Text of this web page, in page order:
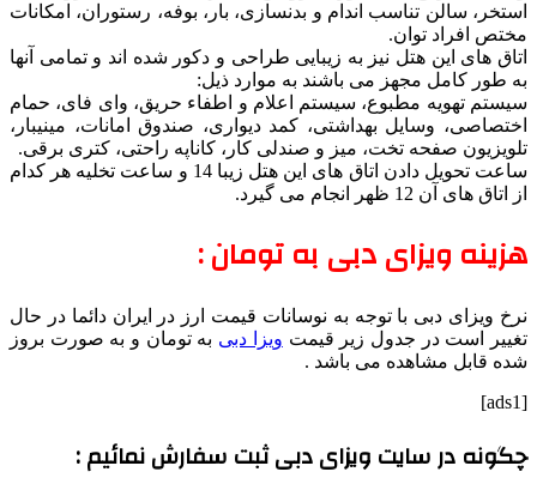
استخر، سالن تناسب اندام و بدنسازی، بار، بوفه، رستوران، امکانات
مختص افراد توان.
اتاق های این هتل نیز به زیبایی طراحی و دکور شده اند و تمامی آنها
به طور کامل مجهز می باشند به موارد ذیل:
سیستم تهویه مطبوع، سیستم اعلام و اطفاء حریق، وای فای، حمام
اختصاصی، وسایل بهداشتی، کمد دیواری، صندوق امانات، مینیبار،
تلویزیون صفحه تخت، میز و صندلی کار، کاناپه راحتی، کتری برقی.
ساعت تحویل دادن اتاق های این هتل زیبا 14 و ساعت تخلیه هر کدام
از اتاق های آن 12 ظهر انجام می گیرد.
هزینه ویزای دبی به تومان :
نرخ ویزای دبی با توجه به نوسانات قیمت ارز در ایران دائما در حال
تغییر است در جدول زیر قیمت ویزا دبی به تومان و به صورت بروز
شده قابل مشاهده می باشد .
[ads1]
چگونه در سایت ویزای دبی ثبت سفارش نمائیم :